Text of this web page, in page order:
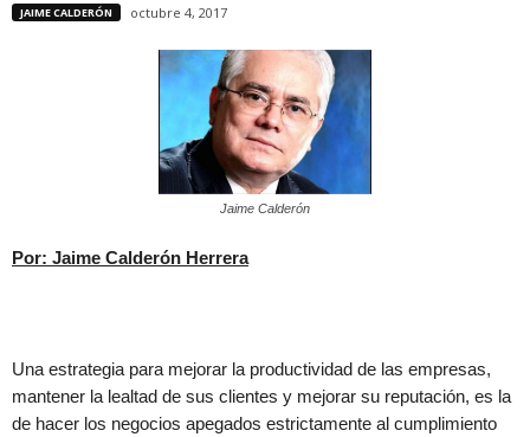
JAIME CALDERÓN octubre 4, 2017
Jaime Calderón
Por: Jaime Calderón Herrera
Una estrategia para mejorar la productividad de las empresas,
mantener la lealtad de sus clientes y mejorar su reputación, es la
de hacer los negocios apegados estrictamente al cumplimiento